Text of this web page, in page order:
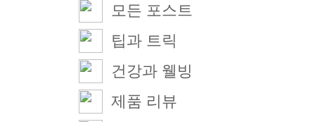
모든 포스트
팁과 트릭
건강과 웰빙
제품 리뷰